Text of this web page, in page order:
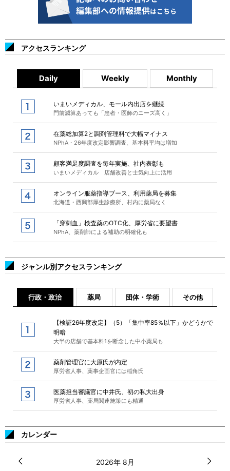
アクセスランキング
Daily Weekly Monthly
いまいメディカル、モール内出店を継続
門前減算あっても「患者・医師のニーズ高く」
在薬総加算2と調剤管理料で大幅マイナス
NPhA・26年度改定影響調査、基本料平均は増加
顧客満足度調査を毎年実施、社内表彰も
いまいメディカル 店舗改善と士気向上に活用
オンライン服薬指導ブース、利用薬局を募集
北海道・西興部厚生診療所、村内に薬局なく
「穿刺血」検査薬のOTC化、厚労省に要望書
NPhA、薬剤師による補助の明確化も
ジャンル別アクセスランキング
行政・政治 薬局 団体・学術 その他
【検証26年度改定】（5）「集中率85％以下」かどうかで
明暗
大半の店舗で基本料1を断念した中小薬局も
薬剤管理官に大原氏が内定
厚労省人事、薬事企画官には稲角氏
医薬担当審議官に中井氏、初の私大出身
厚労省人事、薬局関連施策にも精通
カレンダー
2026年 8月